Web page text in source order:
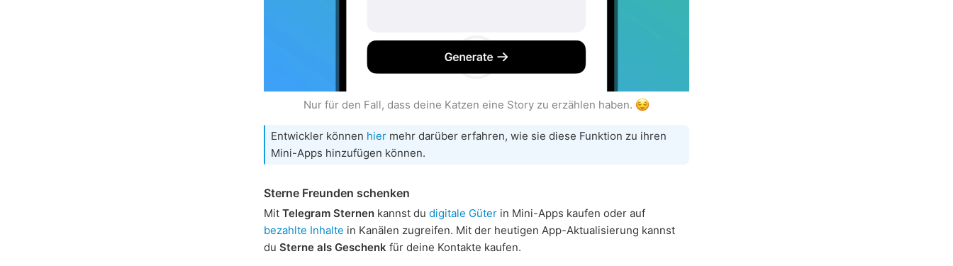
Nur für den Fall, dass deine Katzen eine Story zu erzählen haben.
Entwickler können hier mehr darüber erfahren, wie sie diese Funktion zu ihren
Mini-Apps hinzufügen können.
Sterne Freunden schenken
Mit Telegram Sternen kannst du digitale Güter in Mini-Apps kaufen oder auf
bezahlte Inhalte in Kanälen zugreifen. Mit der heutigen App-Aktualisierung kannst
du Sterne als Geschenk für deine Kontakte kaufen.